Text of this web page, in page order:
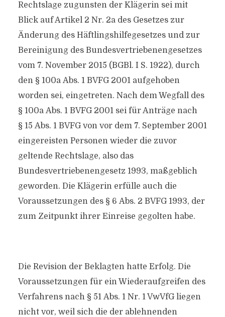
Rechtslage zugunsten der Klägerin sei mit
Blick auf Artikel 2 Nr. 2a des Gesetzes zur
Änderung des Häftlingshilfegesetzes und zur
Bereinigung des Bundesvertriebenengesetzes
vom 7. November 2015 (BGBl. I S. 1922), durch
den § 100a Abs. 1 BVFG 2001 aufgehoben
worden sei, eingetreten. Nach dem Wegfall des
§ 100a Abs. 1 BVFG 2001 sei für Anträge nach
§ 15 Abs. 1 BVFG von vor dem 7. September 2001
eingereisten Personen wieder die zuvor
geltende Rechtslage, also das
Bundesvertriebenengesetz 1993, maßgeblich
geworden. Die Klägerin erfülle auch die
Voraussetzungen des § 6 Abs. 2 BVFG 1993, der
zum Zeitpunkt ihrer Einreise gegolten habe.
Die Revision der Beklagten hatte Erfolg. Die
Voraussetzungen für ein Wiederaufgreifen des
Verfahrens nach § 51 Abs. 1 Nr. 1 VwVfG liegen
nicht vor, weil sich die der ablehnenden